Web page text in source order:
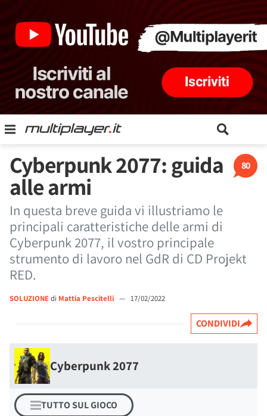
80
Cyberpunk 2077: guida
alle armi
In questa breve guida vi illustriamo le
principali caratteristiche delle armi di
Cyberpunk 2077, il vostro principale
strumento di lavoro nel GdR di CD Projekt
RED.
SOLUZIONEdi Mattia Pescitelli — 17/02/2022
CONDIVIDI
Cyberpunk 2077
TUTTO SUL GIOCO